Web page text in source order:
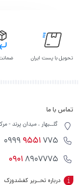
تحویل با پست ایران
تماس با ما
گلــبهار ، میدان پرند -
9551775 0999
09018907775
درباره تحــریر کفشدوزک